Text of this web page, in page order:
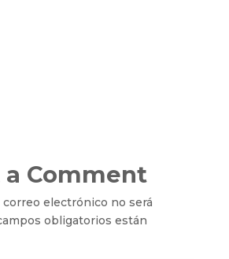
Comment
electrónico no será
obligatorios están